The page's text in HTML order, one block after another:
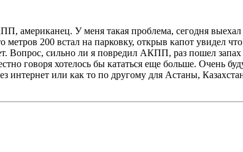
американец. У меня такая проблема, сегодня выехал
метров 200 встал на парковку, открыв капот увидел
сильно ли я повредил АКПП, раз пошел запах
говоря хотелось бы кататься еще больше. Очень
интернет или как то по другому для Астаны,